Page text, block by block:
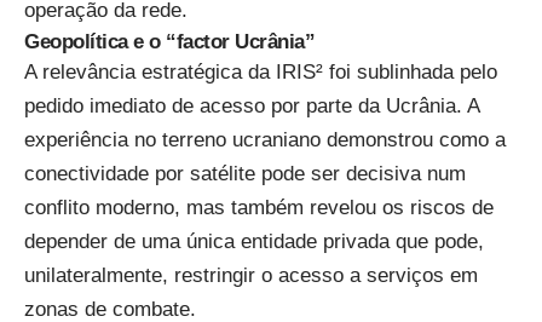
operação da rede.
Geopolítica e o “factor Ucrânia”
A relevância estratégica da IRIS² foi sublinhada pelo
pedido imediato de acesso por parte da Ucrânia. A
experiência no terreno ucraniano demonstrou como a
conectividade por satélite pode ser decisiva num
conflito moderno, mas também revelou os riscos de
depender de uma única entidade privada que pode,
unilateralmente, restringir o acesso a serviços em
zonas de combate.